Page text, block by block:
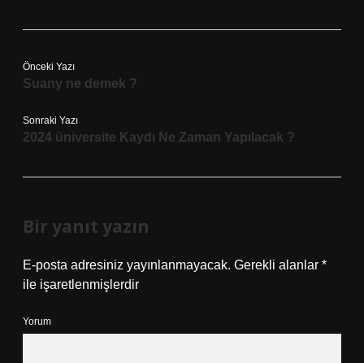
Önceki Yazı
Suany ne demek ?
Sonraki Yazı
2024 üniversite Kaydı Ne Zaman Yapılacak ?
Bir yanıt yazın
E-posta adresiniz yayınlanmayacak. Gerekli alanlar *
ile işaretlenmişlerdir
Yorum